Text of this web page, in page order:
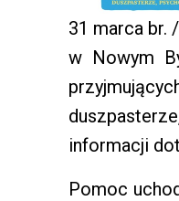
31 marca br.
w Nowym
informacji
Pomoc